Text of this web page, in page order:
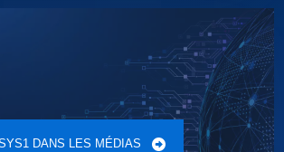
DANS LES MÉDIAS